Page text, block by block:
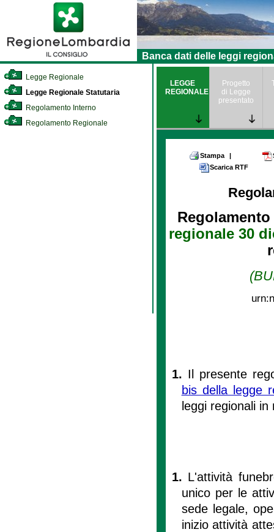
Banca dati delle leggi
Legge Regionale
Legge Regionale Statutaria
Regolamento Interno
Regolamento Regionale
LEGGE
REGIONALE
Progetto
di Legge
presentato
Stampa |
Scarica RTF
regionale 30
1. Il presente
bis della legge
leggi regionali
1. L'attività
unico per le
sede legale,
inizio attività